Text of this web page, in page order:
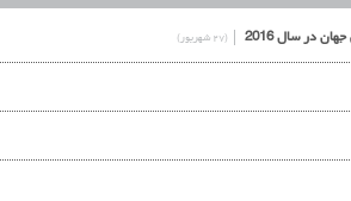
(۲۷ شهریور)